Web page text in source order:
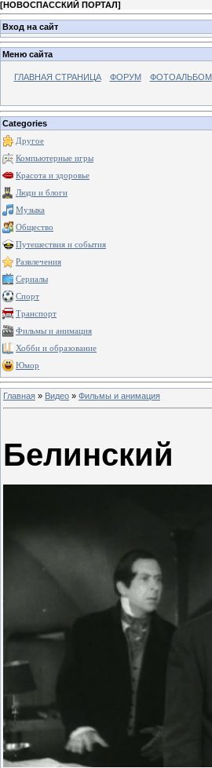
[НОВОСПАССКИЙ ПОРТАЛ]
Вход на сайт
Меню сайта
ГЛАВНАЯ СТРАНИЦА ФОРУМ ФОТОАЛЬБОМ
Categories
Другое
Компьютерные игры
Красота и здоровье
Люди и блоги
Музыка
Общество
Путешествия и события
Развлечения
Сериалы
Спорт
Транспорт
Фильмы и анимация
Хобби и образование
Юмор
Главная » Видео » Фильмы и анимация
Белинский